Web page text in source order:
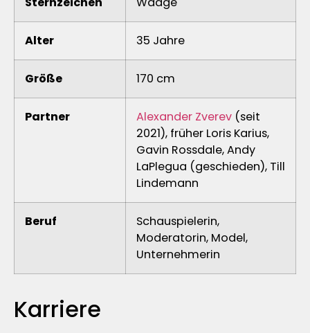
Alter 35 Jahre
Größe 170 cm
Partner Alexander Zverev (seit
2021), früher Loris Karius,
Gavin Rossdale, Andy
LaPlegua (geschieden), Till
Lindemann
Beruf
Schauspielerin,
Moderatorin, Model,
Unternehmerin
Karriere